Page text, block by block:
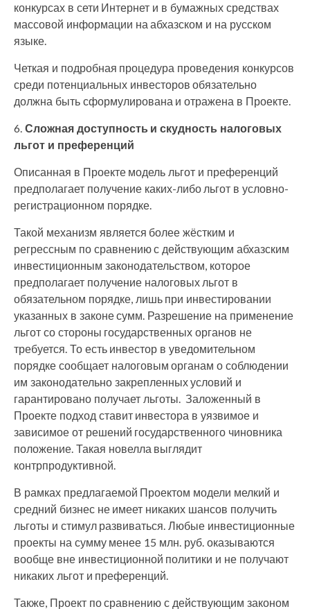
конкурсах в сети Интернет и в бумажных средствах
массовой информации на абхазском и на русском
языке.
Четкая и подробная процедура проведения конкурсов
среди потенциальных инвесторов обязательно
должна быть сформулирована и отражена в Проекте.
6. Сложная доступность и скудность налоговых
льгот и преференций
Описанная в Проекте модель льгот и преференций
предполагает получение каких-либо льгот в условно-
регистрационном порядке.
Такой механизм является более жёстким и
регрессным по сравнению с действующим абхазским
инвестиционным законодательством, которое
предполагает получение налоговых льгот в
обязательном порядке, лишь при инвестировании
указанных в законе сумм. Разрешение на применение
льгот со стороны государственных органов не
требуется. То есть инвестор в уведомительном
порядке сообщает налоговым органам о соблюдении
им законодательно закрепленных условий и
гарантировано получает льготы. Заложенный в
Проекте подход ставит инвестора в уязвимое и
зависимое от решений государственного чиновника
положение. Такая новелла выглядит
контрпродуктивной.
В рамках предлагаемой Проектом модели мелкий и
средний бизнес не имеет никаких шансов получить
льготы и стимул развиваться. Любые инвестиционные
проекты на сумму менее 15 млн. руб. оказываются
вообще вне инвестиционной политики и не получают
никаких льгот и преференций.
Также, Проект по сравнению с действующим законом